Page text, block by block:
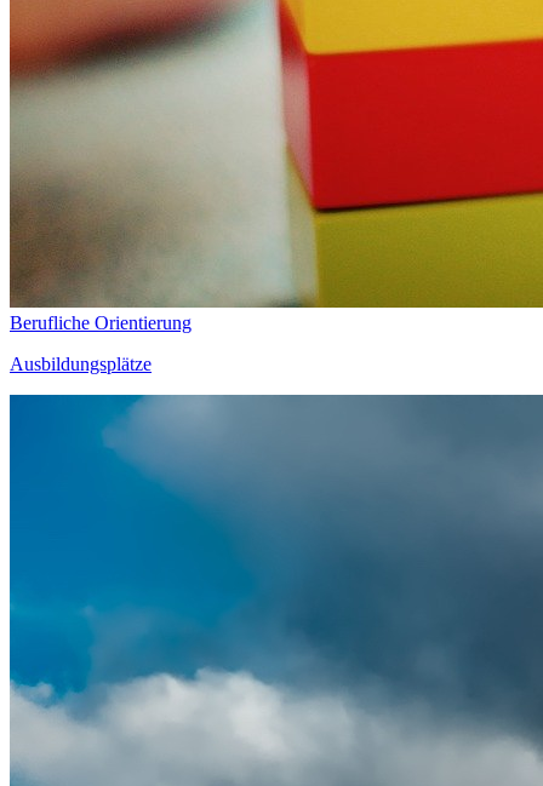
Berufliche Orientierung
Ausbildungsplätze